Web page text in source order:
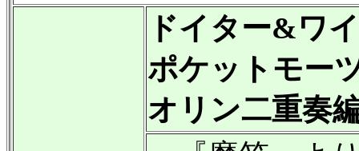
ドイター&ワ
ポケットモー
オリン二重奏